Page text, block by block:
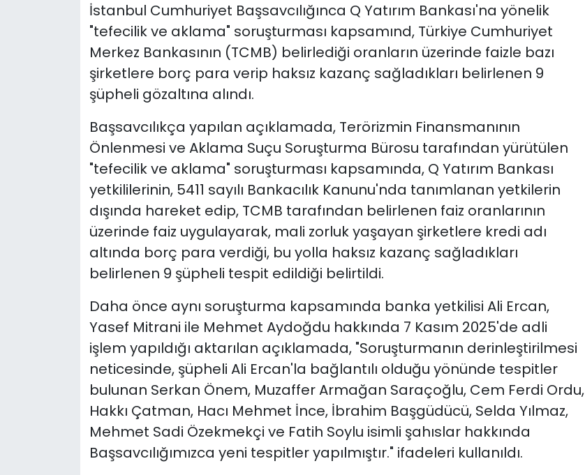
İstanbul Cumhuriyet Başsavcılığınca Q Yatırım Bankası'na yönelik
"tefecilik ve aklama" soruşturması kapsamınd, Türkiye Cumhuriyet
Merkez Bankasının (TCMB) belirlediği oranların üzerinde faizle bazı
şirketlere borç para verip haksız kazanç sağladıkları belirlenen 9
şüpheli gözaltına alındı.
Başsavcılıkça yapılan açıklamada, Terörizmin Finansmanının
Önlenmesi ve Aklama Suçu Soruşturma Bürosu tarafından yürütülen
"tefecilik ve aklama" soruşturması kapsamında, Q Yatırım Bankası
yetkililerinin, 5411 sayılı Bankacılık Kanunu'nda tanımlanan yetkilerin
dışında hareket edip, TCMB tarafından belirlenen faiz oranlarının
üzerinde faiz uygulayarak, mali zorluk yaşayan şirketlere kredi adı
altında borç para verdiği, bu yolla haksız kazanç sağladıkları
belirlenen 9 şüpheli tespit edildiği belirtildi.
Daha önce aynı soruşturma kapsamında banka yetkilisi Ali Ercan,
Yasef Mitrani ile Mehmet Aydoğdu hakkında 7 Kasım 2025'de adli
işlem yapıldığı aktarılan açıklamada, "Soruşturmanın derinleştirilmesi
neticesinde, şüpheli Ali Ercan'la bağlantılı olduğu yönünde tespitler
bulunan Serkan Önem, Muzaffer Armağan Saraçoğlu, Cem Ferdi Ordu,
Hakkı Çatman, Hacı Mehmet İnce, İbrahim Başgüdücü, Selda Yılmaz,
Mehmet Sadi Özekmekçi ve Fatih Soylu isimli şahıslar hakkında
Başsavcılığımızca yeni tespitler yapılmıştır." ifadeleri kullanıldı.